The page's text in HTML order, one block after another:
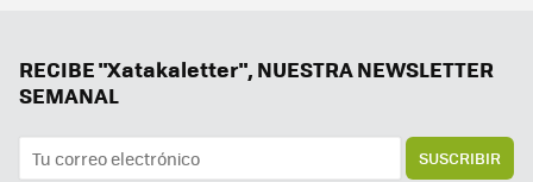
RECIBE "Xatakaletter", NUESTRA NEWSLETTER
SEMANAL
SUSCRIBIR